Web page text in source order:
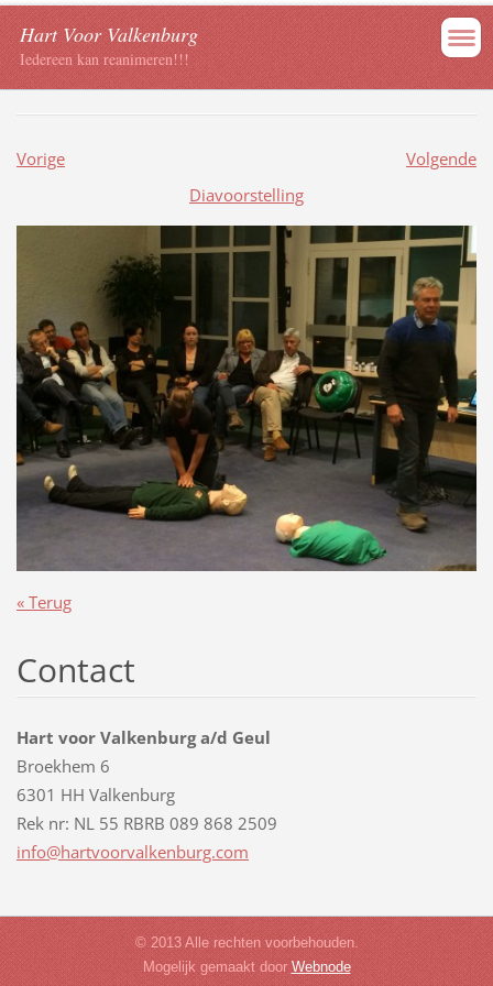
Hart Voor Valkenburg
Iedereen kan reanimeren!!!
Vorige
Volgende
Diavoorstelling
« Terug
Contact
Hart voor Valkenburg a/d Geul
Broekhem 6
6301 HH Valkenburg
Rek nr: NL 55 RBRB 089 868 2509
info@hartvoorvalkenburg.com
© 2013 Alle rechten voorbehouden.
Mogelijk gemaakt door Webnode